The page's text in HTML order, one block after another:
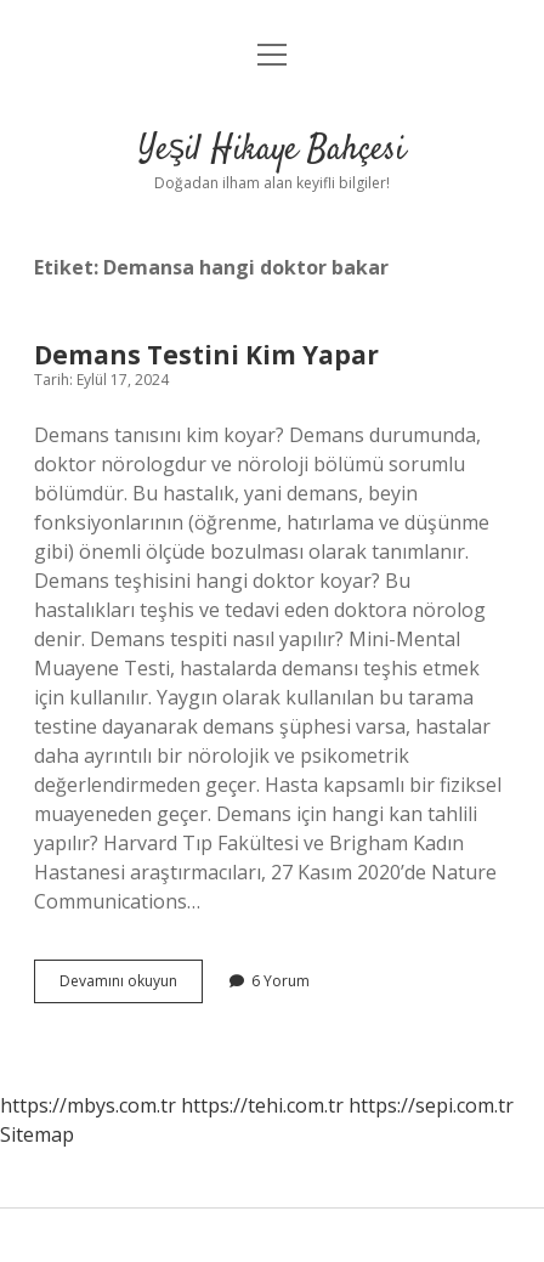
Anasayfa
Yasal Uyarı
menüyü
Yeşil Hikaye Bahçesi
Doğadan ilham alan keyifli bilgiler!
Etiket: Demansa hangi doktor bakar
Demans Testini Kim Yapar
Tarih: Eylül 17, 2024
Demans tanısını kim koyar? Demans durumunda,
doktor nörologdur ve nöroloji bölümü sorumlu
bölümdür. Bu hastalık, yani demans, beyin
fonksiyonlarının (öğrenme, hatırlama ve düşünme
gibi) önemli ölçüde bozulması olarak tanımlanır.
Demans teşhisini hangi doktor koyar? Bu
hastalıkları teşhis ve tedavi eden doktora nörolog
denir. Demans tespiti nasıl yapılır? Mini-Mental
Muayene Testi, hastalarda demansı teşhis etmek
için kullanılır. Yaygın olarak kullanılan bu tarama
testine dayanarak demans şüphesi varsa, hastalar
daha ayrıntılı bir nörolojik ve psikometrik
değerlendirmeden geçer. Hasta kapsamlı bir fiziksel
muayeneden geçer. Demans için hangi kan tahlili
yapılır? Harvard Tıp Fakültesi ve Brigham Kadın
Hastanesi araştırmacıları, 27 Kasım 2020’de Nature
Communications…
Devamını okuyun Demans
Testini
6 Yorum
https://mbys.com.tr https://tehi.com.tr https://sepi.com.tr
Sitemap